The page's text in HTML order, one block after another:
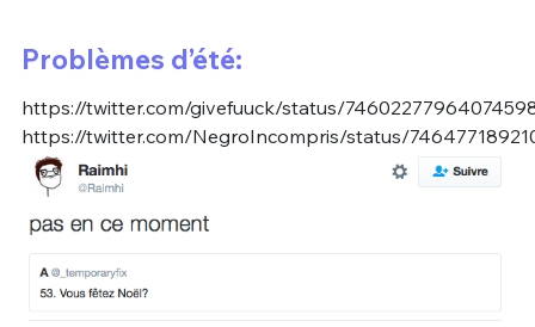
Problèmes d’été:
https://twitter.com/givefuuck/status/
https://twitter.com/NegroIncompris/status/